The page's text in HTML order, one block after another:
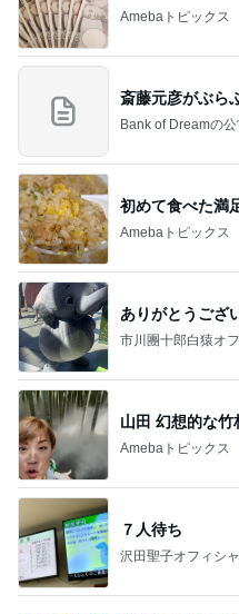
Amebaトピックス
斎藤元彦がぶら
Bank of Dreamの
初めて食べた満
Amebaトピックス
ありがとうござ
市川團十郎白猿オ
山田 幻想的な
Amebaトピックス
７人待ち
沢田聖子オフィシ